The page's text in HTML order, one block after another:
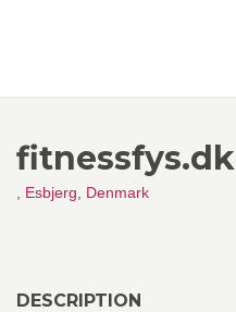
fitnessfys.dk
Esbjerg Denmark
DESCRIPTION